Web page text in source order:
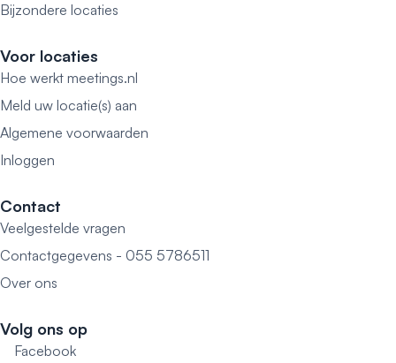
Bijzondere locaties
Voor locaties
Hoe werkt meetings.nl
Meld uw locatie(s) aan
Algemene voorwaarden
Inloggen
Contact
Veelgestelde vragen
Contactgegevens - 055 5786511
Over ons
Volg ons op
Facebook